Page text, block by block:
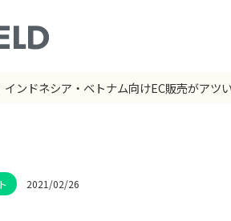
インドネシア・ベトナム向けEC販売がアツ
2021/02/26